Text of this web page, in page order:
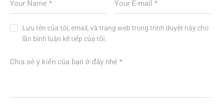
Lưu tên của tôi, email, và trang web trong trình duyệt này cho
lần bình luận kế tiếp của tôi.